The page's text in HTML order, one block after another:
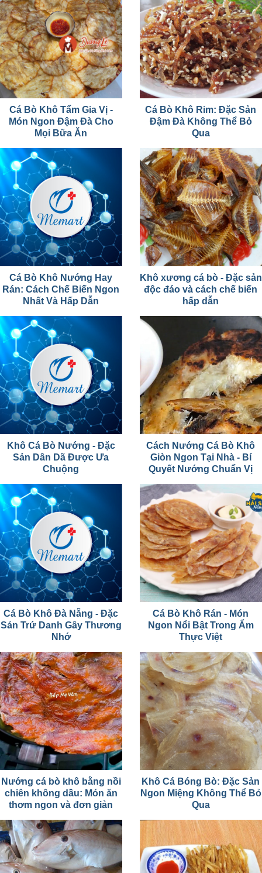
Cá Bò Khô Tẩm Gia Vị -
Món Ngon Đậm Đà Cho
Mọi Bữa Ăn
Cá Bò Khô Rim: Đặc Sản
Đậm Đà Không Thể Bỏ
Qua
Cá Bò Khô Nướng Hay
Rán: Cách Chế Biến Ngon
Nhất Và Hấp Dẫn
Khô xương cá bò - Đặc sản
độc đáo và cách chế biến
hấp dẫn
Khô Cá Bò Nướng - Đặc
Sản Dân Dã Được Ưa
Chuộng
Cách Nướng Cá Bò Khô
Giòn Ngon Tại Nhà - Bí
Quyết Nướng Chuẩn Vị
Cá Bò Khô Đà Nẵng - Đặc
Sản Trứ Danh Gây Thương
Nhớ
Cá Bò Khô Rán - Món
Ngon Nổi Bật Trong Ẩm
Thực Việt
Nướng cá bò khô bằng nồi
chiên không dầu: Món ăn
thơm ngon và đơn giản
Khô Cá Bóng Bò: Đặc Sản
Ngon Miệng Không Thể Bỏ
Qua